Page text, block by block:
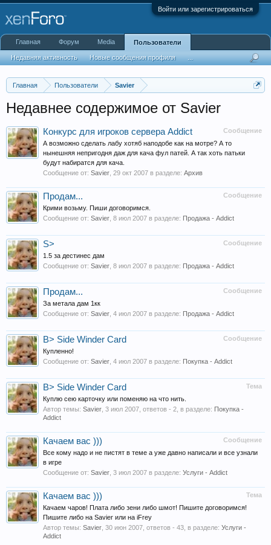
Войти или зарегистрироваться
Главная Пользователи Savier
Недавнее содержимое от Savier
Сообщение
Конкурс для игроков сервера Addict
А возможно сделать лабу хотяб наподобе как на мотре? А то
нынешняя непригодня даж для кача фул патей. А так хоть патьки
будут набиратся для кача.
Сообщение от: Savier 29 окт 2007 в разделе: Архив
Сообщение
Продам...
Крими возьму. Пиши договоримся.
Сообщение от: Savier 8 июл 2007 в разделе: Продажа - Addict
Сообщение
S>
1.5 за дестинес дам
Сообщение от: Savier 8 июл 2007 в разделе: Продажа - Addict
Сообщение
Продам...
За метала дам 1кк
Сообщение от: Savier 4 июл 2007 в разделе: Продажа - Addict
Сообщение
B> Side Winder Card
Купленно!
Сообщение от: Savier 4 июл 2007 в разделе: Покупка - Addict
Тема
B> Side Winder Card
Куплю сею карточку или поменяю на что нить.
Автор темы: Savier 3 июл 2007 , ответов - 2, в разделе: Покупка -
Addict
Сообщение
Качаем вас )))
Все кому надо и не пистят в теме а уже давно написали и все узнали
в игре
Сообщение от: Savier 3 июл 2007 в разделе: Услуги - Addict
Тема
Качаем вас )))
Качаем чаров! Плата либо зени либо шмот! Пишите договоримся!
Пишите либо на Savier или на iFrey
Автор темы: Savier 30 июн 2007 , ответов - 43, в разделе: Услуги -
Addict
Главная Форум Media Пользователи
Недавняя активность Новые сообщения профиля